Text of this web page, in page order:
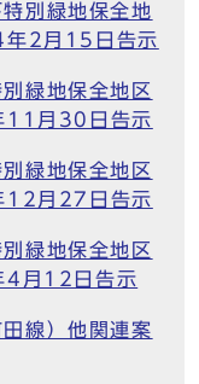
別緑地保全地
2月15日告示
緑地保全地区
11月30日告示
緑地保全地区
12月27日告示
緑地保全地区
月12日告示
線）他関連案